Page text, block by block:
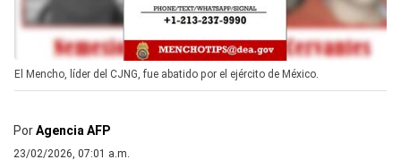
El Mencho, líder del CJNG, fue abatido por el ejército de México.
PorAgencia AFP
23/02/2026, 07:01 a.m.